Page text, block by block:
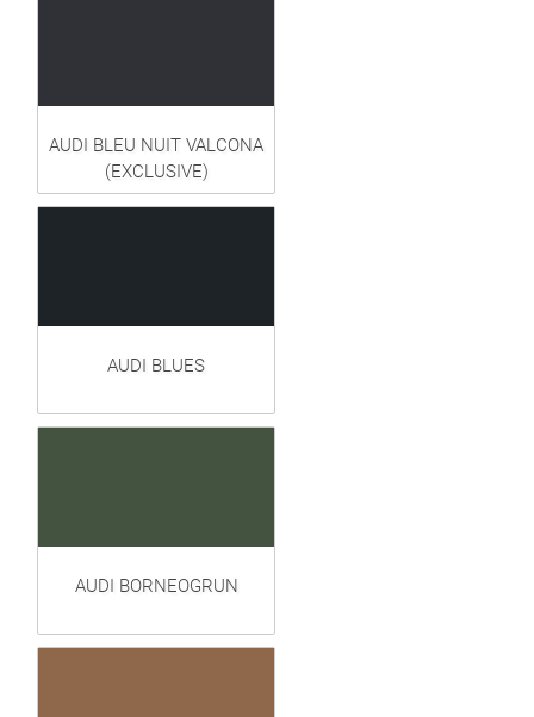
AUDI BLEU NUIT VALCONA
(EXCLUSIVE)
AUDI BLUES
AUDI BORNEOGRUN